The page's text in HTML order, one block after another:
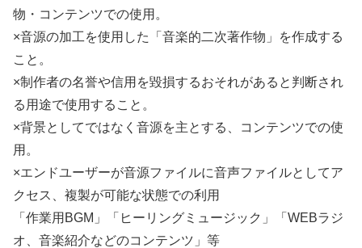
物・コンテンツでの使用。
×音源の加工を使用した「音楽的二次著作物」を作成する
こと。
×制作者の名誉や信用を毀損するおそれがあると判断され
る用途で使用すること。
×背景としてではなく音源を主とする、コンテンツでの使
用。
×エンドユーザーが音源ファイルに音声ファイルとしてア
クセス、複製が可能な状態での利用
「作業用BGM」「ヒーリングミュージック」「WEBラジ
オ、音楽紹介などのコンテンツ」等